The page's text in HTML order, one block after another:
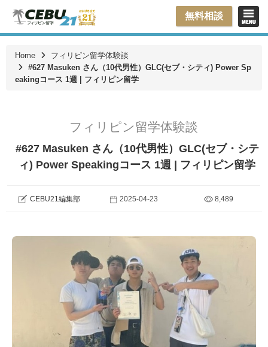
無料相談
Home
フィリピン留学体験談
#627 Masuken さん（10代男性）GLC(セブ・シティ) Power Sp
eakingコース 1週 | フィリピン留学
フィリピン留学体験談
#627 Masuken さん（10代男性）GLC(セブ・シテ
ィ) Power Speakingコース 1週 | フィリピン留学
CEBU21編集部 2025-04-23 8,489